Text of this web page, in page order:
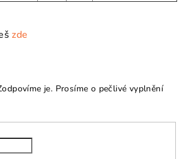
zde
je. Prosíme o pečlivé vyplnění